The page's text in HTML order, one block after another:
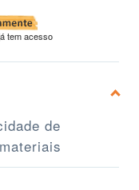
tem acesso
de